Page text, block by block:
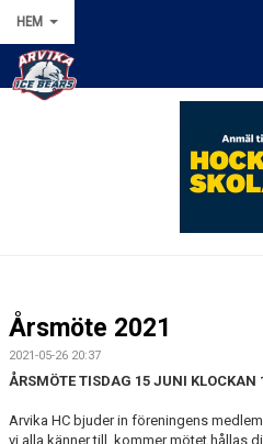
HEM
ISSCHEMA
Årsmöte 2021
2021-05-26 20:37
ÅRSMÖTE TISDAG 15 JUNI KLOCKAN
Arvika HC bjuder in föreningens
vi alla känner till, kommer mötet hållas